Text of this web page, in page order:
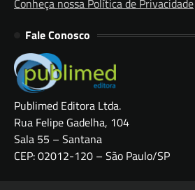
Conheça nossa Política de Privacidade
Fale Conosco
Publimed Editora Ltda.
Rua Felipe Gadelha, 104
Sala 55 – Santana
CEP: 02012-120 – São Paulo/SP